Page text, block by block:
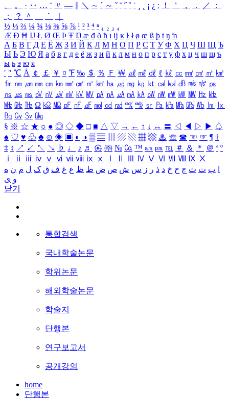
、
。 · ‥ … ¨ 〃 ― ＼ ∼ ´ ～ ˇ ˘ ˝ ˚ ˙ ¸ ¡ ¿ ː ！ ＇ ， ． ／
：
；
？ ＾ ｀
½ ⅓ ⅔ ¼ ¾ ⅛ ⅜ ⅝ ⅞ ¹ ² ³ ⁴ ⁿ ₁ ₂ ₃ ₄
Æ Ð Ħ Ĳ Ł Ø Œ Þ Ŧ Ŋ æ đ ð ħ ı ĳ ĸ ŀ ł ø œ ß þ ŧ ŋ ŉ
А Б В Г Д Е Ё Ж З И Й К Л М Н О П Р С Т У Ф Х Ц Ч Ш Щ Ъ
Ы Ь Э Ю Я а б в г д е ё ж з и й к л м н о п р с т у ф х ц ч ш щ ъ
ы ь э ю я
′ ″ ℃ Å ￠ ￡ ￥ ¤ ℉ ‰ ＄ ％ Ｆ ￦ ㎕ ㎖ ㎗ ℓ ㎘ ㏄ ㎣ ㎤ ㎥ ㎦
㎙ ㎚ ㎛ ㎜ ㎝ ㎞ ㎟ ㎠ ㎡ ㎢ ㏊ ㎍ ㎎ ㎏ ㏏ ㎈ ㎉ ㏈ ㎧ ㎨ ㎰
㎱ ㎲ ㎳ ㎴ ㎵ ㎶ ㎷ ㎸ ㎹ ㎀ ㎁ ㎂ ㎃ ㎄ ㎺ ㎻ ㎽ ㎾ ㎿ ㎐ ㎑
㎒ ㎓ ㎔ Ω ㏀ ㏁ ㎊ ㎋ ㎌ ㏖ ㏅ ㎭ ㎮ ㎯ ㏛ ㎩ ㎪ ㎫ ㎬ ㏝ ㏐
㏓
㏃ ㏉ ㏜ ㏆
§ ※ ☆ ★ ○ ● ◎ ◇ ◆ □ ■ △ ▽ → ← ↑ ↓ ↔ 〓 ◁ ◀ ▷ ▶ ♤
♠ ♡ ♥ ♧ ♣ ⊙ ◈ ▣ ◐ ◑ ▒ ▤ ▨ ▧ ▦ ▩ ♨ ☏ ☎ ☜ ☞ ¶ †
‡ ↕ ↗ ↙ ↖ ↘ ♭ ♩ ♪ ♬ ㉿ ㈜ № ㏇ ™ ㏂ ㏘ ℡ ＃ ＆ ＊ ＠ ª º
ⅰ
ⅱ ⅲ ⅳ ⅴ ⅵ ⅶ ⅷ ⅸ ⅹ Ⅳ Ⅴ Ⅵ Ⅶ Ⅷ Ⅸ Ⅹ
ب ت ث ج ح خ د ذ ر ز س ش ص ض ط ظ ع غ ف ق ک ل م ن ه
و ی
닫기
통합검색
국내학술논문
학위논문
해외학술논문
학술지
단행본
연구보고서
공개강의
home
단행본